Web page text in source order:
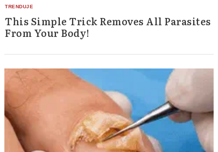
This Simple Trick Removes All Parasites
From Your Body!